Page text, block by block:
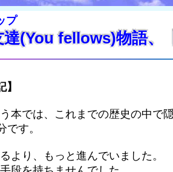
プ
達(You fellows)物語、
本では、これまでの歴史の中で
す。
より、もっと進んでいました。